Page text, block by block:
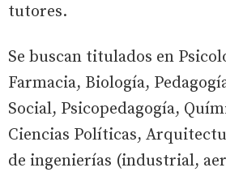
tutores.
Se buscan titulados en
Farmacia, Biología,
Social, Psicopedagogía,
Ciencias Políticas,
de ingenierías (industrial,